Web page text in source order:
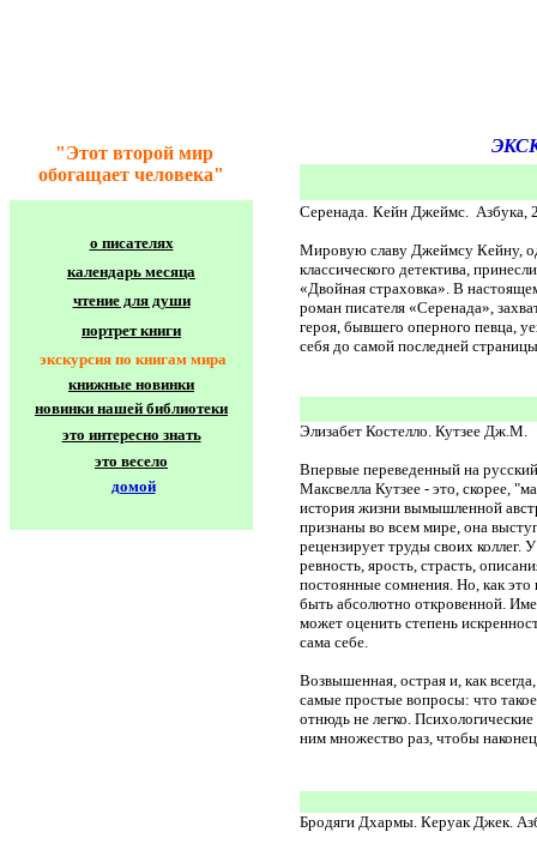
"Этот второй мир
обогащает человека"
Серенада. Кейн Джеймс. Азбука,
Мировую славу Джеймсу Кейну,
классического детектива,
«Двойная страховка». В
роман писателя «Серенада»,
героя, бывшего оперного певца,
себя до самой последней
о писателях
календарь месяца
чтение для души
портрет книги
экскурсия по книгам мира
книжные новинки
новинки нашей библиотеки
это интересно знать
Элизабет Костелло. Кутзее
Впервые переведенный на
Максвелла Кутзее - это, скорее,
история жизни вымышленной
признаны во всем мире, она
рецензирует труды своих коллег.
ревность, ярость, страсть,
постоянные сомнения. Но, как это
быть абсолютно откровенной.
может оценить степень
сама себе.
Возвышенная, острая и, как
самые простые вопросы: что
отнюдь не легко.
ним множество раз, чтобы
это весело
домой
Бродяги Дхармы. Керуак Джек.